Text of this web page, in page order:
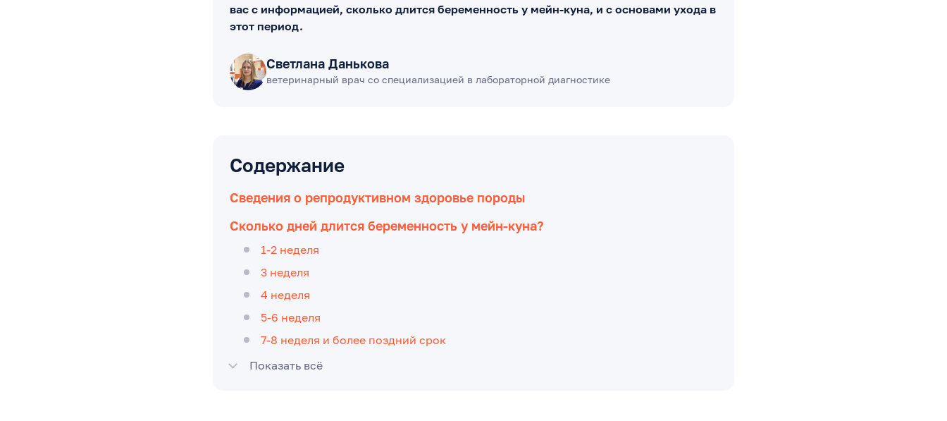
вас с информацией, сколько длится беременность у мейн-куна, и с основами ухода в
этот период.
Светлана Данькова
ветеринарный врач со специализацией в лабораторной диагностике
Содержание
Сведения о репродуктивном здоровье породы
Сколько дней длится беременность у мейн-куна?
1-2 неделя
3 неделя
4 неделя
5-6 неделя
7-8 неделя и более поздний срок
Показать всё